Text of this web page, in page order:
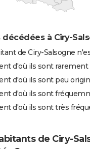
décédées à Ciry-
de Ciry-Salsogne
d'où ils sont rarement
d'où ils sont peu
d'où ils sont
d'où ils sont très
de Ciry-